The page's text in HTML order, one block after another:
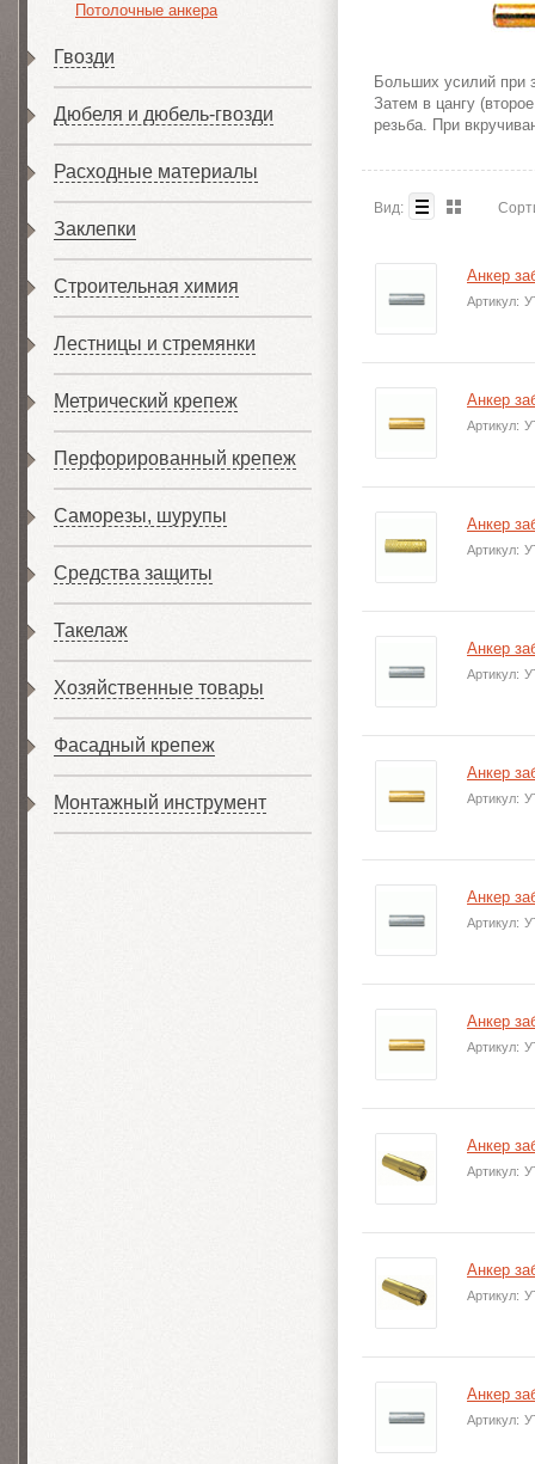
Потолочные анкера
Гвозди
Дюбеля и дюбель-гвозди
Расходные материалы
Заклепки
Строительная химия
Лестницы и стремянки
Метрический крепеж
Перфорированный крепеж
Саморезы, шурупы
Средства защиты
Такелаж
Хозяйственные товары
Фасадный крепеж
Монтажный инструмент
Больших усилий при
Затем в цангу
резьба. При
Вид:
Анкер
Артикул:
Анкер
Артикул:
Анкер
Артикул:
Анкер
Артикул:
Анкер
Артикул:
Анкер
Артикул:
Анкер
Артикул:
Анкер
Артикул:
Анкер
Артикул:
Анкер
Артикул: